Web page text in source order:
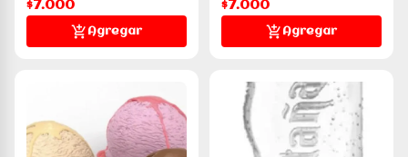
$7.000
Agregar
$7.000
Agregar